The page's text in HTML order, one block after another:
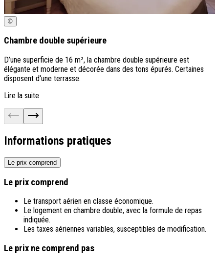
©
Chambre double supérieure
D’une superficie de 16 m², la chambre double supérieure est
élégante et moderne et décorée dans des tons épurés. Certaines
disposent d'une terrasse.
Lire la suite
Informations pratiques
Le prix comprend
Le prix comprend
Le transport aérien en classe économique.
Le logement en chambre double, avec la formule de repas
indiquée.
Les taxes aériennes variables, susceptibles de modification.
Le prix ne comprend pas